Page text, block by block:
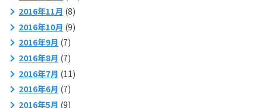
2016年11月 (8)
2016年10月 (9)
2016年9月 (7)
2016年8月 (7)
2016年7月 (11)
2016年6月 (7)
2016年5月 (9)